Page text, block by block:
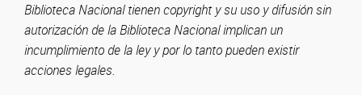
Biblioteca Nacional tienen copyright y su uso y difusión sin
autorización de la Biblioteca Nacional implican un
incumplimiento de la ley y por lo tanto pueden existir
acciones legales.